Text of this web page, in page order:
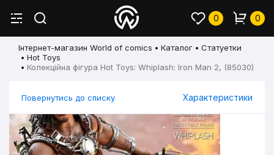
0 0
Інтернет-магазин World of comics Каталог
Статуетки
Hot Toys
Колекційна фігура Hot Toys: Whiplash: Iron Man 2, (85030)
Повернутись до списку Характеристики